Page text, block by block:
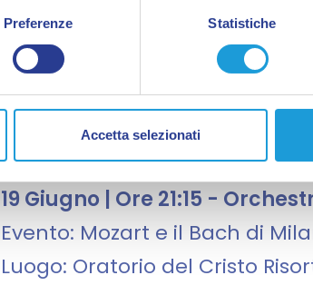
Preferenze Statistiche
Accetta selezionati
09 Giugno | Ore 21:00 -
Evento: Concerto del
Luogo: Orchestra Sinfonica di
19 Giugno | Ore 21:15 -
Evento: Mozart e il Bach di
Luogo: Oratorio del Cristo